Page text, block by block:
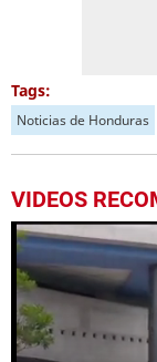
Tags:
Noticias de Honduras
VIDEOS